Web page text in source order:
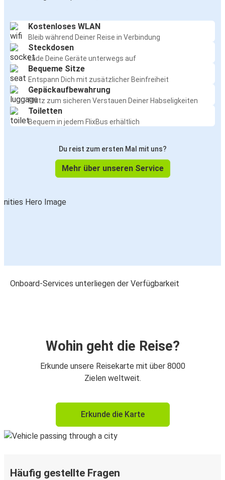
Kostenloses WLAN
Bleib während Deiner Reise in Verbindung
Steckdosen
Lade Deine Geräte unterwegs auf
Bequeme Sitze
Entspann Dich mit zusätzlicher Beinfreiheit
Gepäckaufbewahrung
Platz zum sicheren Verstauen Deiner Habseligkeiten
Toiletten
Bequem in jedem FlixBus erhältlich
Du reist zum ersten Mal mit uns?
Mehr über unseren Service
Onboard-Services unterliegen der Verfügbarkeit
Wohin geht die Reise?
Erkunde unsere Reisekarte mit über 8000
Zielen weltweit.
Erkunde die Karte
Häufig gestellte Fragen